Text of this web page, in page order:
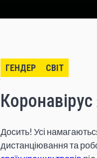
ГЕНДЕР СВІТ
Досить! Усі
дистанціювання та